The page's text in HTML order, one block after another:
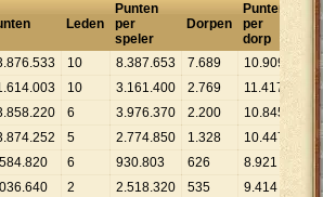
Leden
Punten
per
speler
Dorpen
Punten
per
dorp
.876.533 10 8.387.653 7.689 10.909
.614.003 10 3.161.400 2.769 11.417
.858.220 6 3.976.370 2.200 10.845
.874.252 5 2.774.850 1.328 10.447
584.820 6 930.803 626 8.921
036.640 2 2.518.320 535 9.414